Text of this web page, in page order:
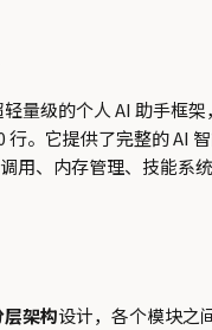
量级的个人 AI 助手框架
行。它提供了完整的 AI
用、内存管理、技能系
层架构设计，各个模块之